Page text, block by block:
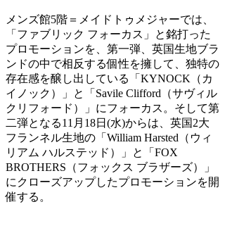
メンズ館5階＝メイドトゥメジャーでは、
「ファブリック フォーカス」と銘打った
プロモーションを、第一弾、英国生地ブラ
ンドの中で相反する個性を擁して、独特の
存在感を醸し出している「KYNOCK（カ
イノック）」と「Savile Clifford（サヴィル
クリフォード）」にフォーカス。そして第
二弾となる11月18日(水)からは、英国2大
フランネル生地の「William Harsted（ウィ
リアム ハルステッド）」と「FOX
BROTHERS（フォックス ブラザーズ）」
にクローズアップしたプロモーションを開
催する。